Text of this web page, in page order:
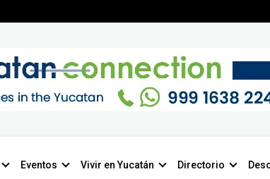
Eventos Vivir en Yucatán Directorio